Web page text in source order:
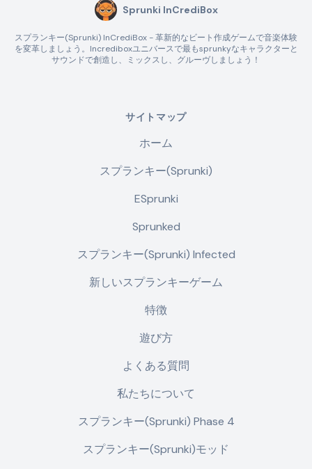
Sprunki InCrediBox
スプランキー(Sprunki) InCrediBox - 革新的なビート作成ゲームで音楽体験
を変革しましょう。Incrediboxユニバースで最もsprunkyなキャラクターと
サウンドで創造し、ミックスし、グルーヴしましょう！
サイトマップ
ホーム
スプランキー(Sprunki)
ESprunki
Sprunked
スプランキー(Sprunki) Infected
新しいスプランキーゲーム
特徴
遊び方
よくある質問
私たちについて
スプランキー(Sprunki) Phase 4
スプランキー(Sprunki)モッド